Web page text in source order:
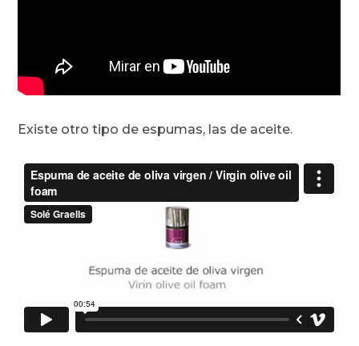
Existe otro tipo de espumas, las de aceite.